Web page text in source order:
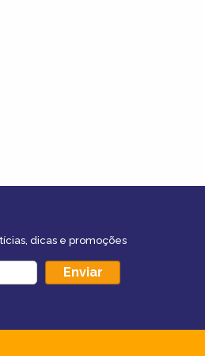
dicas e promoções